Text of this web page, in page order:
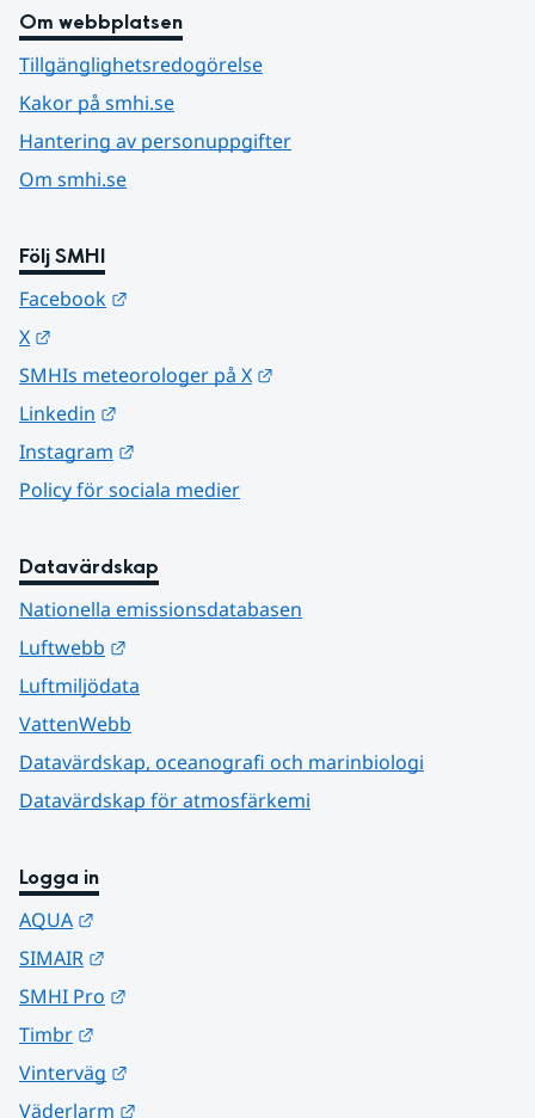
Om webbplatsen
Tillgänglighetsredogörelse
Kakor på smhi.se
Hantering av personuppgifter
Om smhi.se
Följ SMHI
Facebook
X
SMHIs meteorologer på X
Linkedin
Instagram
Policy för sociala medier
Datavärdskap
Nationella emissionsdatabasen
Luftwebb
Luftmiljödata
VattenWebb
Datavärdskap, oceanografi och marinbiologi
Datavärdskap för atmosfärkemi
Logga in
AQUA
SIMAIR
SMHI Pro
Timbr
Vinterväg
Väderlarm